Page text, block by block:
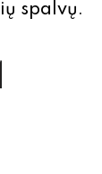
spalvų.